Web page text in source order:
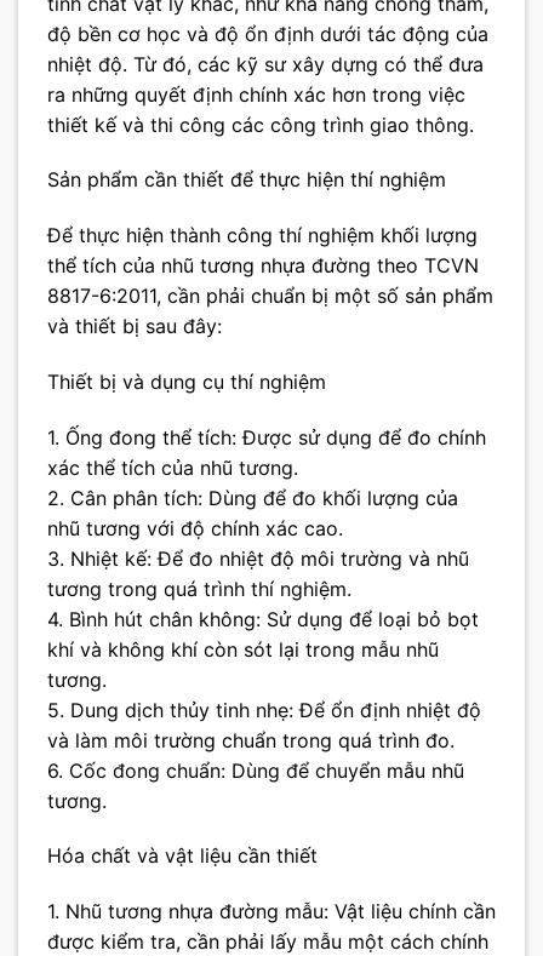
độ bền cơ học và độ ổn định dưới tác động của
nhiệt độ. Từ đó, các kỹ sư xây dựng có thể đưa
ra những quyết định chính xác hơn trong việc
thiết kế và thi công các công trình giao thông.
Sản phẩm cần thiết để thực hiện thí nghiệm
Để thực hiện thành công thí nghiệm khối lượng
thể tích của nhũ tương nhựa đường theo TCVN
8817-6:2011, cần phải chuẩn bị một số sản phẩm
và thiết bị sau đây:
Thiết bị và dụng cụ thí nghiệm
1. Ống đong thể tích: Được sử dụng để đo chính
xác thể tích của nhũ tương.
2. Cân phân tích: Dùng để đo khối lượng của
nhũ tương với độ chính xác cao.
3. Nhiệt kế: Để đo nhiệt độ môi trường và nhũ
tương trong quá trình thí nghiệm.
4. Bình hút chân không: Sử dụng để loại bỏ bọt
khí và không khí còn sót lại trong mẫu nhũ
tương.
5. Dung dịch thủy tinh nhẹ: Để ổn định nhiệt độ
và làm môi trường chuẩn trong quá trình đo.
6. Cốc đong chuẩn: Dùng để chuyển mẫu nhũ
tương.
Hóa chất và vật liệu cần thiết
1. Nhũ tương nhựa đường mẫu: Vật liệu chính cần
được kiểm tra, cần phải lấy mẫu một cách chính